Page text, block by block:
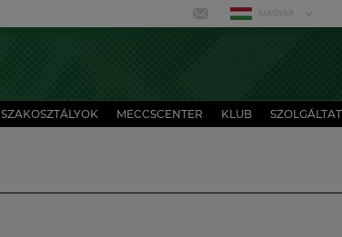
MAGYAR
SZAKOSZTÁLYOK MECCSCENTER KLUB